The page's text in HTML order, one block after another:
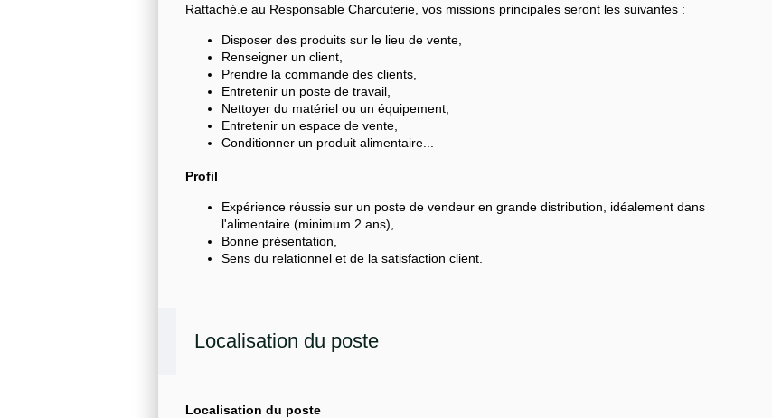
Rattaché.e au Responsable Charcuterie, vos missions principales seront les suivantes :
Disposer des produits sur le lieu de vente,
Renseigner un client,
Prendre la commande des clients,
Entretenir un poste de travail,
Nettoyer du matériel ou un équipement,
Entretenir un espace de vente,
Conditionner un produit alimentaire...
Profil
Expérience réussie sur un poste de vendeur en grande distribution, idéalement dans
l'alimentaire (minimum 2 ans),
Bonne présentation,
Sens du relationnel et de la satisfaction client.
Localisation du poste
Localisation du poste